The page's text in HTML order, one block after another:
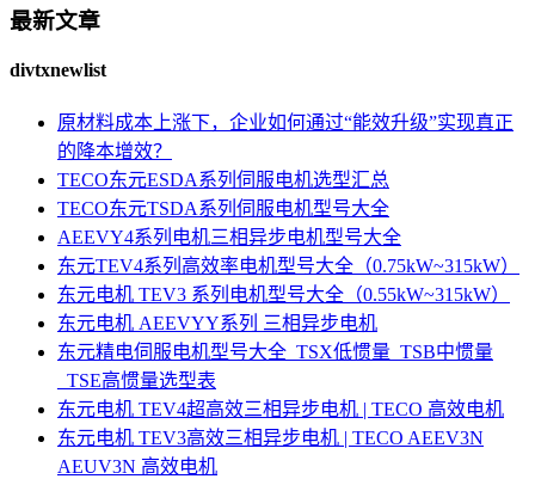
最新文章
divtxnewlist
原材料成本上涨下，企业如何通过“能效升级”实现真正
的降本增效？
TECO东元ESDA系列伺服电机选型汇总
TECO东元TSDA系列伺服电机型号大全
AEEVY4系列电机三相异步电机型号大全
东元TEV4系列高效率电机型号大全（0.75kW~315kW）
东元电机 TEV3 系列电机型号大全（0.55kW~315kW）
东元电机 AEEVYY系列 三相异步电机
东元精电伺服电机型号大全_TSX低惯量_TSB中惯量
_TSE高惯量选型表
东元电机 TEV4超高效三相异步电机 | TECO 高效电机
东元电机 TEV3高效三相异步电机 | TECO AEEV3N
AEUV3N 高效电机